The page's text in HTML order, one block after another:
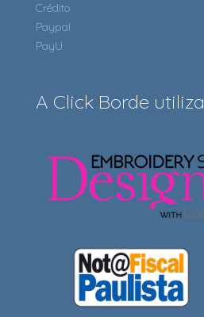
Crédito
Paypal
PayU
A Click Borde utiliza